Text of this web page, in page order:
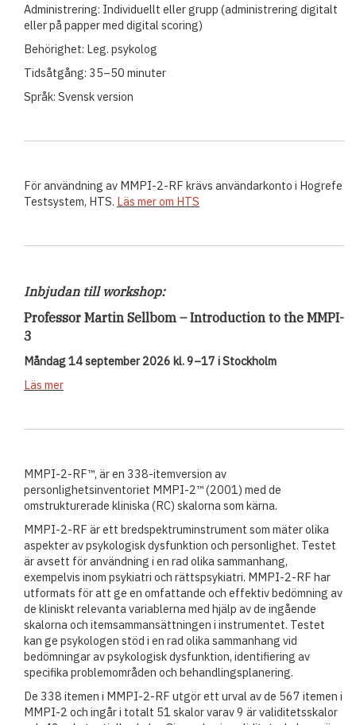
Administrering: Individuellt eller grupp (administrering digitalt
eller på papper med digital scoring)
Behörighet: Leg. psykolog
Tidsåtgång: 35–50 minuter
Språk: Svensk version
För användning av MMPI-2-RF krävs användarkonto i Hogrefe
Testsystem, HTS. Läs mer om HTS
Inbjudan till workshop:
Professor Martin Sellbom – Introduction to the MMPI-
3
Måndag 14 september 2026 kl. 9–17 i Stockholm
Läs mer
MMPI-2-RF™, är en 338-itemversion av
personlighetsinventoriet MMPI-2™ (2001) med de
omstrukturerade kliniska (RC) skalorna som kärna.
MMPI-2-RF är ett bredspektruminstrument som mäter olika
aspekter av psykologisk dysfunktion och personlighet. Testet
är avsett för användning i en rad olika sammanhang,
exempelvis inom psykiatri och rättspsykiatri. MMPI-2-RF har
utformats för att ge en omfattande och effektiv bedömning av
de kliniskt relevanta variablerna med hjälp av de ingående
skalorna och itemsammansättningen i instrumentet. Testet
kan ge psykologen stöd i en rad olika sammanhang vid
bedömningar av psykologisk dysfunktion, identifiering av
specifika problemområden och behandlingsplanering.
De 338 itemen i MMPI-2-RF utgör ett urval av de 567 itemen i
MMPI-2 och ingår i totalt 51 skalor varav 9 är validitetsskalor